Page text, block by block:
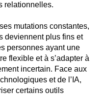
relationnelles.
mutations constantes,
deviennent plus fins et
personnes ayant une
flexible et à s’adapter à
incertain. Face aux
et de l’IA,
certains outils